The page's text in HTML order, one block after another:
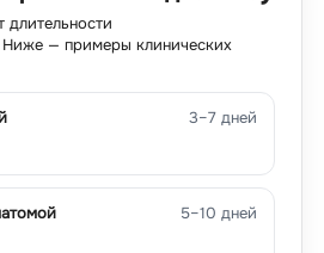
длительности
Ниже — примеры клинических
3–7 дней
5–10 дней